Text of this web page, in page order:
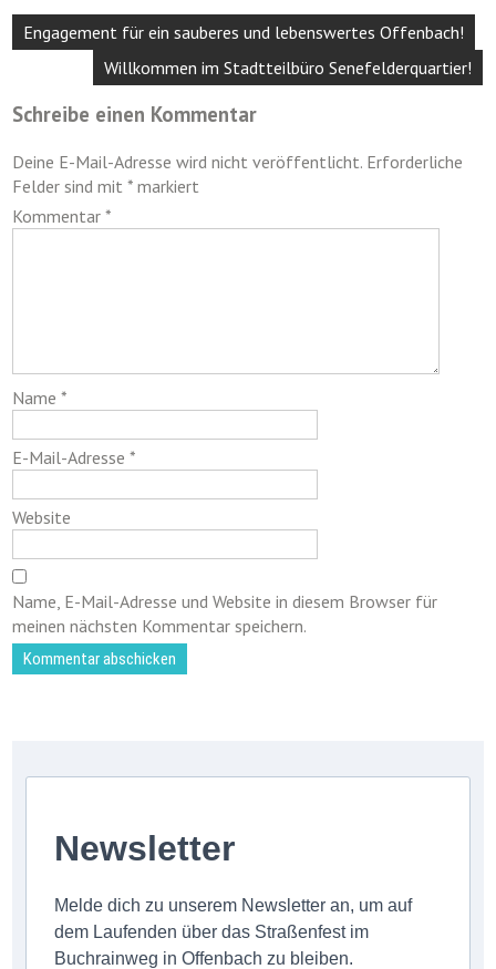
Beitragsnavigation
Engagement für ein sauberes und lebenswertes Offenbach!
Willkommen im Stadtteilbüro Senefelderquartier!
Schreibe einen Kommentar
Deine E-Mail-Adresse wird nicht veröffentlicht. Erforderliche
Felder sind mit* markiert
Kommentar*
Name*
E-Mail-Adresse*
Website
Name, E-Mail-Adresse und Website in diesem Browser für
meinen nächsten Kommentar speichern.
Newsletter
Melde dich zu unserem Newsletter an, um auf
dem Laufenden über das Straßenfest im
Buchrainweg in Offenbach zu bleiben.